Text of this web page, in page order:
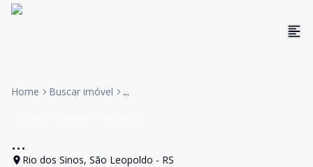
Home Buscar imóvel ...
...
Rio dos Sinos, São Leopoldo - RS